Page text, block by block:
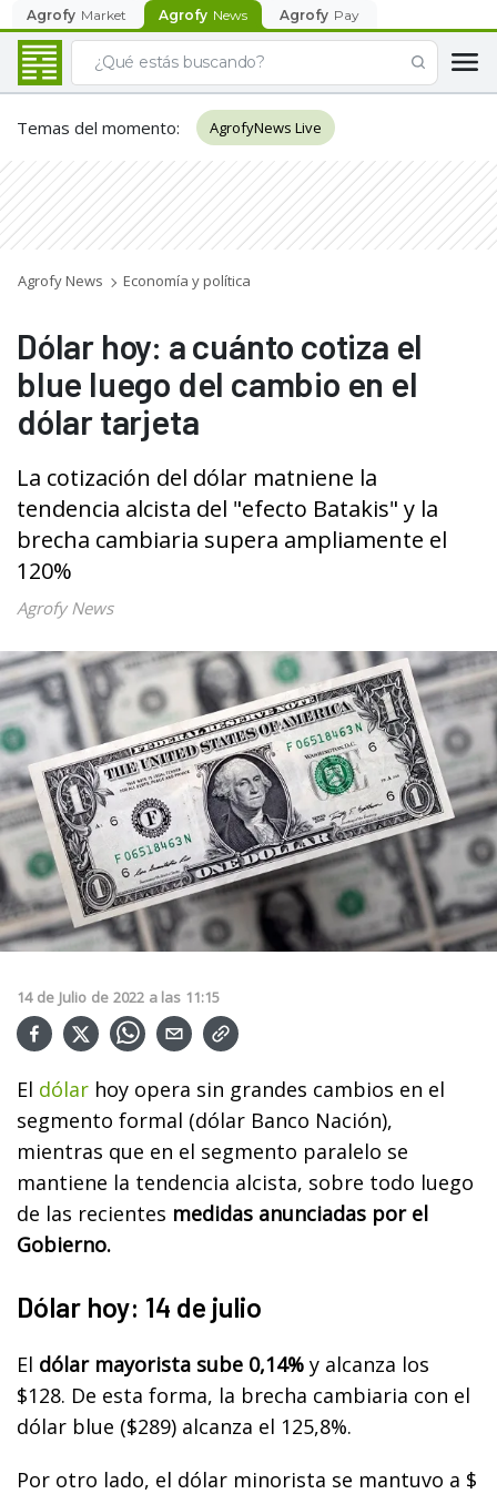
Agrofy Market Agrofy News Agrofy Pay
Temas del momento: AgrofyNews Live
Agrofy News Economía y política
Dólar hoy: a cuánto cotiza el
blue luego del cambio en el
dólar tarjeta
La cotización del dólar matniene la
tendencia alcista del "efecto Batakis" y la
brecha cambiaria supera ampliamente el
120%
Agrofy News
14 de Julio de 2022 a las 11:15
El dólar hoy opera sin grandes cambios en el
segmento formal (dólar Banco Nación),
mientras que en el segmento paralelo se
mantiene la tendencia alcista, sobre todo luego
de las recientes medidas anunciadas por el
Gobierno.
Dólar hoy: 14 de julio
El dólar mayorista sube 0,14% y alcanza los
$128. De esta forma, la brecha cambiaria con el
dólar blue ($289) alcanza el 125,8%.
Por otro lado, el dólar minorista se mantuvo a $